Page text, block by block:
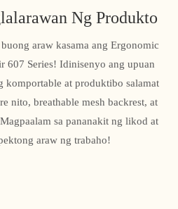
Ng Produkto
araw kasama ang Ergonomic
607 Series! Idinisenyo ang upuan
komportable at produktibo salamat
nito, breathable mesh backrest, at
sa pananakit ng likod at
araw ng trabaho!